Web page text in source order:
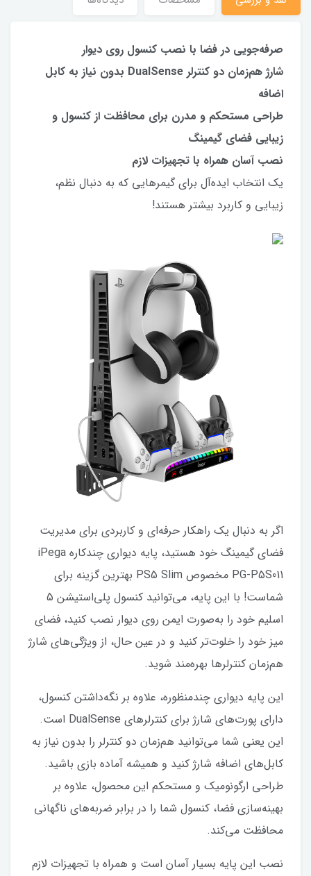
صرفه‌جویی در فضا با نصب کنسول روی دیوار
شارژ هم‌زمان دو کنترلر DualSense بدون نیاز به کابل
اضافه
طراحی مستحکم و مدرن برای محافظت از کنسول و
زیبایی فضای گیمینگ
نصب آسان همراه با تجهیزات لازم
یک انتخاب ایده‌آل برای گیمرهایی که به دنبال نظم،
زیبایی و کاربرد بیشتر هستند!
اگر به دنبال یک راهکار حرفه‌ای و کاربردی برای مدیریت
فضای گیمینگ خود هستید، پایه دیواری چندکاره iPega
PG-P5S011 مخصوص PS5 Slim بهترین گزینه برای
شماست! با این پایه، می‌توانید کنسول پلی‌استیشن 5
اسلیم خود را به‌صورت ایمن روی دیوار نصب کنید، فضای
میز خود را خلوت‌تر کنید و در عین حال، از ویژگی‌های شارژ
هم‌زمان کنترلرها بهره‌مند شوید.
این پایه دیواری چندمنظوره، علاوه بر نگه‌داشتن کنسول،
دارای پورت‌های شارژ برای کنترلرهای DualSense است.
این یعنی شما می‌توانید هم‌زمان دو کنترلر را بدون نیاز به
کابل‌های اضافه شارژ کنید و همیشه آماده بازی باشید.
طراحی ارگونومیک و مستحکم این محصول، علاوه بر
بهینه‌سازی فضا، کنسول شما را در برابر ضربه‌های ناگهانی
محافظت می‌کند.
نصب این پایه بسیار آسان است و همراه با تجهیزات لازم